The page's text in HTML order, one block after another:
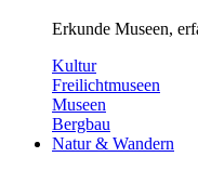
Erkunde Museen,
Kultur
Freilichtmuseen
Museen
Bergbau
Natur & Wandern